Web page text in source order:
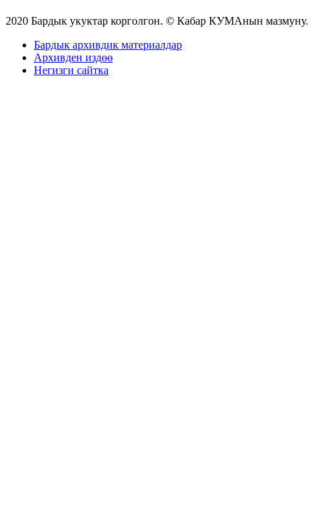
2020 Бардык укуктар корголгон. © Кабар КУМАнын мазмуну.
Бардык архивдик материалдар
Архивден издөө
Негизги сайтка